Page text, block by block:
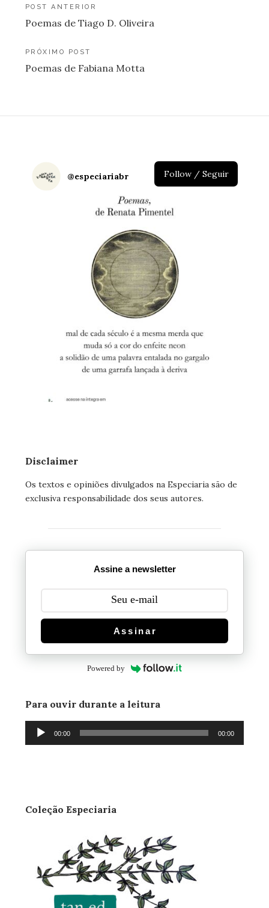
Navegação
de
Post
POST ANTERIOR
Poemas de Tiago D. Oliveira
PRÓXIMO POST
Poemas de Fabiana Motta
@especiariabr Follow / Seguir
Disclaimer
Os textos e opiniões divulgados na Especiaria são de
exclusiva responsabilidade dos seus autores.
Assine a newsletter
Assinar
Powered by
Para ouvir durante a leitura
Tocador
00:00 00:00
Coleção Especiaria